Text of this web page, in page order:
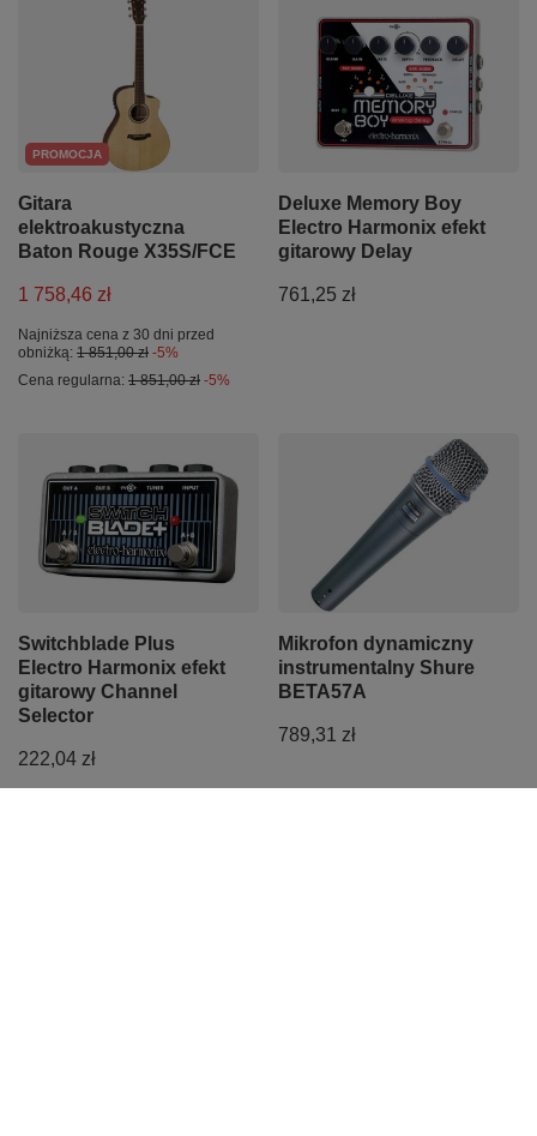
PROMOCJA
Gitara
elektroakustyczna
Baton Rouge X35S/FCE
1 758,46 zł
Najniższa cena z 30 dni przed
obniżką: 1 851,00 zł -5%
Cena regularna: 1 851,00 zł -5%
Deluxe Memory Boy
Electro Harmonix efekt
gitarowy Delay
761,25 zł
Switchblade Plus
Electro Harmonix efekt
gitarowy Channel
Selector
222,04 zł
Mikrofon dynamiczny
instrumentalny Shure
BETA57A
789,31 zł